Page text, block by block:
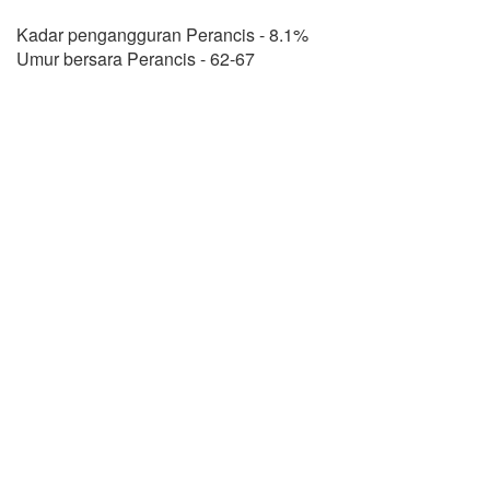
Kadar pengangguran Perancis - 8.1%
Umur bersara Perancis - 62-67